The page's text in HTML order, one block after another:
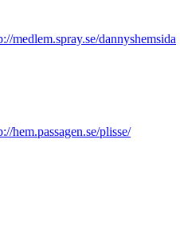
medlem.spray.se/dannyshemsida
hem.passagen.se/plisse/